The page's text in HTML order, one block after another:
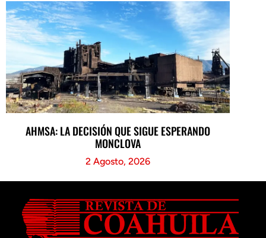
AHMSA: LA DECISIÓN QUE SIGUE ESPERANDO
MONCLOVA
2 Agosto, 2026